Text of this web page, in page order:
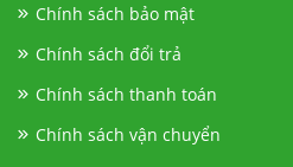
Chính sách bảo mật
Chính sách đổi trả
Chính sách thanh toán
Chính sách vận chuyển